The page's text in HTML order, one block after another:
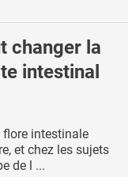
changer la
intestinal
flore intestinale
et chez les sujets
de l ...